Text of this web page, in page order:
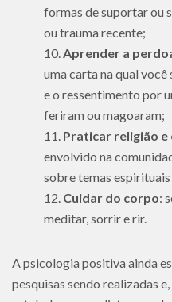
formas de suportar ou
ou trauma recente;
Aprender a
uma carta na qual
e o ressentimento por
feriram ou magoaram;
Praticar religião
envolvido na
sobre temas
Cuidar do corpo:
meditar, sorrir e rir.
A psicologia positiva ainda
pesquisas sendo realizadas